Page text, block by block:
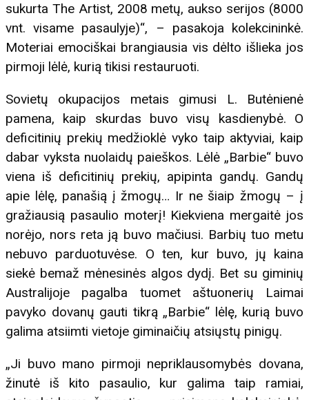
sukurta The Artist, 2008 metų, aukso serijos (8000
vnt. visame pasaulyje)“, – pasakoja kolekcininkė.
Moteriai emociškai brangiausia vis dėlto išlieka jos
pirmoji lėlė, kurią tikisi restauruoti.
Sovietų okupacijos metais gimusi L. Butėnienė
pamena, kaip skurdas buvo visų kasdienybė. O
deficitinių prekių medžioklė vyko taip aktyviai, kaip
dabar vyksta nuolaidų paieškos. Lėlė „Barbie“ buvo
viena iš deficitinių prekių, apipinta gandų. Gandų
apie lėlę, panašią į žmogų… Ir ne šiaip žmogų – į
gražiausią pasaulio moterį! Kiekviena mergaitė jos
norėjo, nors reta ją buvo mačiusi. Barbių tuo metu
nebuvo parduotuvėse. O ten, kur buvo, jų kaina
siekė bemaž mėnesinės algos dydį. Bet su giminių
Australijoje pagalba tuomet aštuonerių Laimai
pavyko dovanų gauti tikrą „Barbie“ lėlę, kurią buvo
galima atsiimti vietoje giminaičių atsiųstų pinigų.
„Ji buvo mano pirmoji nepriklausomybės dovana,
žinutė iš kito pasaulio, kur galima taip ramiai,